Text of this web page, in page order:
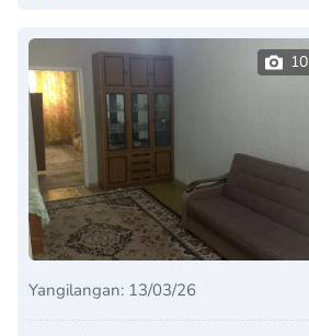
10
Yangilangan: 13/03/26